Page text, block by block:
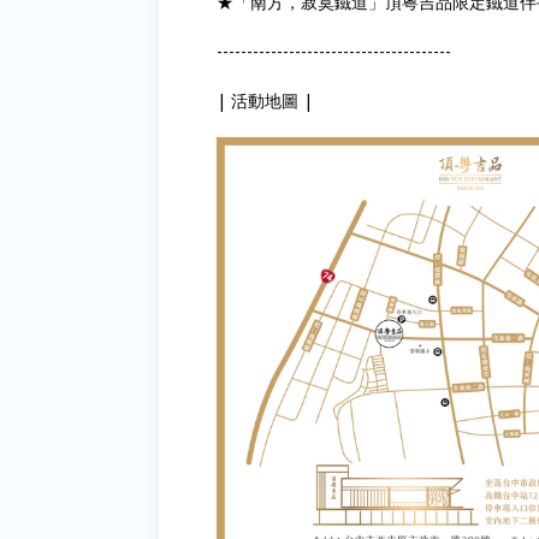
---------------------------------------
| 活動地圖 |